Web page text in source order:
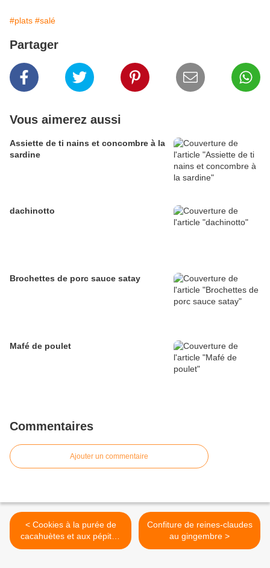
#plats #salé
Partager
Vous aimerez aussi
Assiette de ti nains et concombre à la
sardine
dachinotto
Brochettes de porc sauce satay
Mafé de poulet
Commentaires
Ajouter un commentaire
< Cookies à la purée de
cacahuètes et aux pépites
de chocolat
Confiture de reines-claudes
au gingembre >